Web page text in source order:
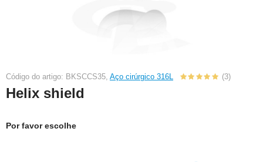
Código do artigo: BKSCCS35, Aço cirúrgico 316L (3)
Helix shield
Por favor escolhe